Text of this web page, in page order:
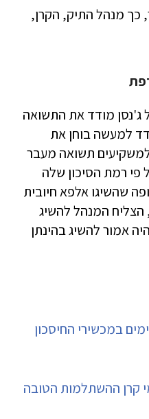
כך מנהל התיק, הקרן,
ג'נסן מודד את התשואה
למעשה בוחן את
למשקיעים תשואה מעבר
רמת הסיכון שלה
שהשיגו אלפא חיובית
הצליח המנהל להשיג
אמור להשיג בהינתן
במכשירי החיסכון
קרן ההשתלמות הטובה